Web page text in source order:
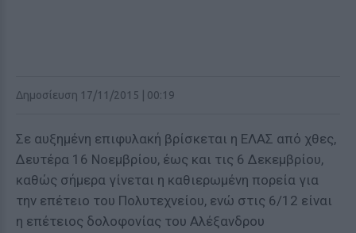
Δημοσίευση 17/11/2015 | 00:19
Σε αυξημένη επιφυλακή βρίσκεται η ΕΛΑΣ από χθες,
Δευτέρα 16 Νοεμβρίου, έως και τις 6 Δεκεμβρίου,
καθώς σήμερα γίνεται η καθιερωμένη πορεία για
την επέτειο του Πολυτεχνείου, ενώ στις 6/12 είναι
η επέτειος δολοφονίας του Αλέξανδρου